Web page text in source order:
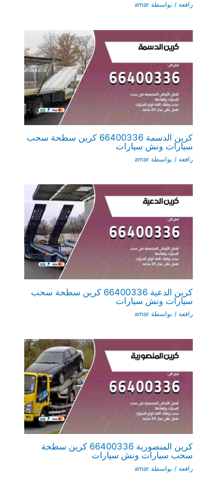
رافعة / بواسطة amar
كرين الدسمة 66400336 كرين سطحة سحب
سيارات ونش سيارات
رافعة / بواسطة amar
كرين الدعية 66400336 كرين سطحة سحب
سيارات ونش سيارات
رافعة / بواسطة amar
كرين المنصورية 66400336 كرين سطحة
سحب سيارات ونش سيارات
رافعة / بواسطة amar